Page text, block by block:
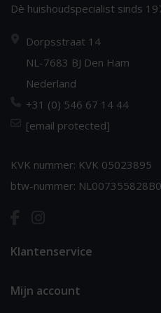
Dè huishoudspecialist sinds
Dorpsstraat 14
NL-7683 BJ Den Ham
Nederland
+31 (0) 546 67 14 44
[email protected]
KVK nummer: KVK 05023895
btw-nummer:
Klantenservice
Mijn account